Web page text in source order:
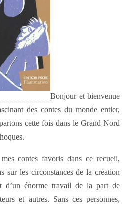
Bonjour et bienvenue
des contes du monde entier,
cette fois dans le Grand Nord
contes favoris dans ce recueil,
sur les circonstances de la création
énorme travail de la part de
et autres. Sans ces personnes,